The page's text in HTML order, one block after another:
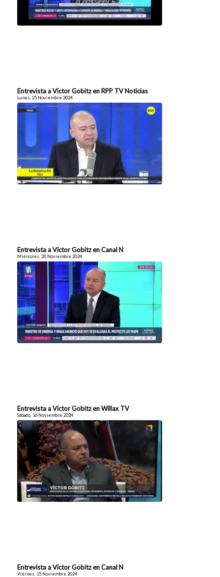
Entrevista a Víctor Gobitz en RPP TV Noticias
Lunes, 25 Noviembre 2024
Entrevista a Víctor Gobitz en Canal N
Miércoles, 20 Noviembre 2024
Entrevista a Víctor Gobitz en Willax TV
Sábado, 16 Noviembre 2024
Entrevista a Víctor Gobitz en Canal N
Viernes, 15 Noviembre 2024